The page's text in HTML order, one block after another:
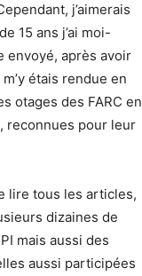
j’aimerais
15 ans j’ai moi-
envoyé, après avoir
étais rendue en
otages des FARC en
reconnues pour leur
lire tous les articles,
dizaines de
mais aussi des
aussi participées